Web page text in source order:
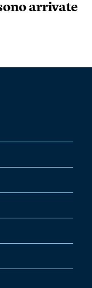
arrivate